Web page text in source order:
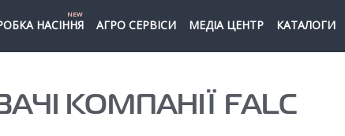
НАСІННЯ
NEW
АГРО СЕРВІСИ МЕДІА ЦЕНТР КАТАЛОГИ
КОМПАНІЇ FALC